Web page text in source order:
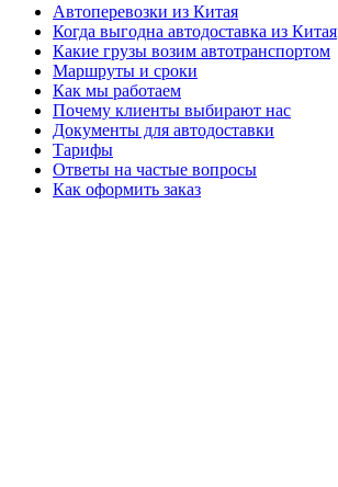
Автоперевозки из Китая
Когда выгодна автодоставка из Китая
Какие грузы возим автотранспортом
Маршруты и сроки
Как мы работаем
Почему клиенты выбирают нас
Документы для автодоставки
Тарифы
Ответы на частые вопросы
Как оформить заказ